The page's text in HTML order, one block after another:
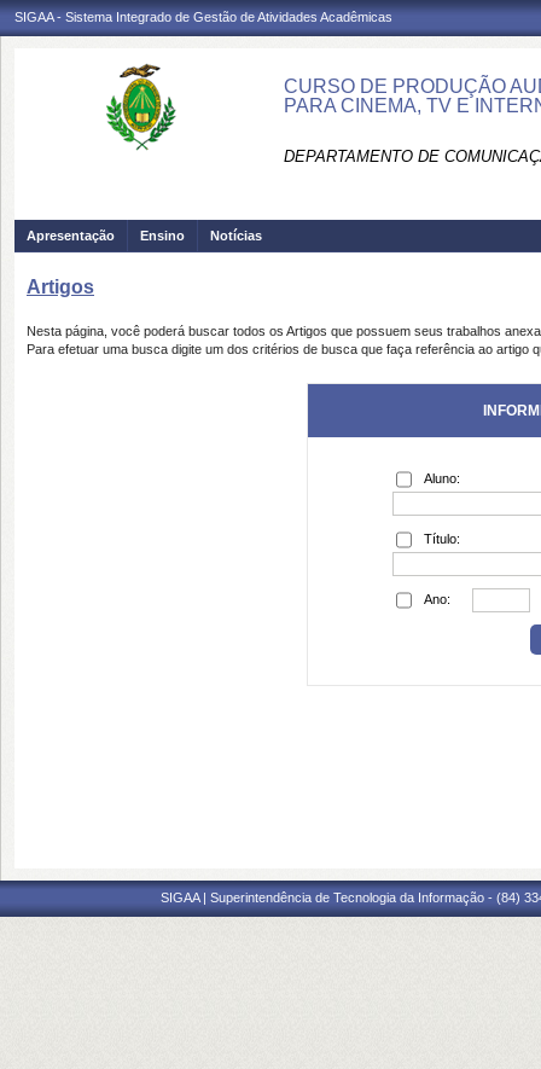
SIGAA - Sistema Integrado de Gestão de Atividades Acadêmicas
CURSO DE PRODUÇÃO
PARA CINEMA, TV E
DEPARTAMENTO DE
Apresentação Ensino Notícias
Artigos
Nesta página, você poderá buscar todos os Artigos que possuem seus trabalhos
Para efetuar uma busca digite um dos critérios de busca que faça referência ao artigo
Aluno:
Título:
Ano:
SIGAA | Superintendência de Tecnologia da Informação - (84)